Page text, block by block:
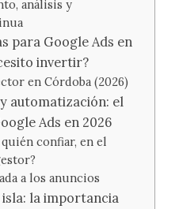
análisis y
para Google Ads en
invertir?
en Córdoba (2026)
automatización: el
Ads en 2026
confiar, en el
a los anuncios
isla: la importancia